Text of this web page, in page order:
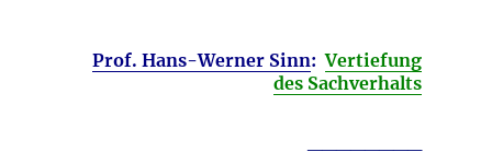
Prof. Hans-Werner Sinn: Vertiefung
des Sachverhalts